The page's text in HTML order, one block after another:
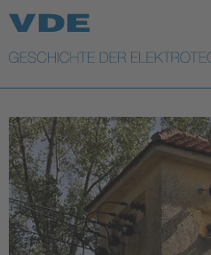
Top Themen
Weitere Themen